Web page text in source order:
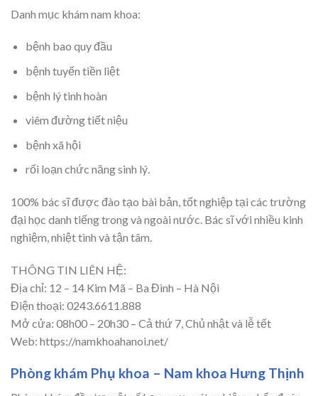
Danh mục khám nam khoa:
bệnh bao quy đầu
bệnh tuyến tiền liệt
bệnh lý tinh hoàn
viêm đường tiết niệu
bệnh xã hội
rối loạn chức năng sinh lý.
100% bác sĩ được đào tạo bài bản, tốt nghiệp tại các trường
đại học danh tiếng trong và ngoài nước. Bác sĩ với nhiều kinh
nghiệm, nhiệt tình và tận tâm.
THÔNG TIN LIÊN HỆ:
Địa chỉ: 12 – 14 Kim Mã – Ba Đình – Hà Nội
Điện thoại: 0243.6611.888
Mở cửa: 08h00 – 20h30 – Cả thứ 7, Chủ nhật và lễ tết
Web: https://namkhoahanoi.net/
Phòng khám Phụ khoa – Nam khoa Hưng Thịnh